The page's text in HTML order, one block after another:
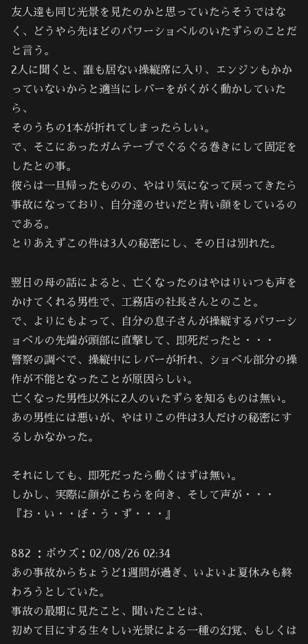
友人達も同じ光景を見たのかと思っていたらそうではな
く、どうやら先ほどのパワーショベルのいたずらのことだ
と言う。
2人に聞くと、誰も居ない操縦席に入り、エンジンもかか
っていないからと適当にレバーをがくがく動かしていた
ら、
そのうちの1本が折れてしまったらしい。
で、そこにあったガムテープでぐるぐる巻きにして固定を
したとの事。
彼らは一旦帰ったものの、やはり気になって戻ってきたら
事故になっており、自分達のせいだと青い顔をしているの
である。
とりあえずこの件は3人の秘密にし、その日は別れた。
翌日の母の話によると、亡くなったのはやはりいつも声を
かけてくれる男性で、工務店の社長さんとのこと。
で、よりにもよって、自分の息子さんが操縦するパワーシ
ョベルの先端が頭部に直撃して、即死だったと・・・
警察の調べで、操縦中にレバーが折れ、ショベル部分の操
作が不能となったことが原因らしい。
亡くなった男性以外に2人のいたずらを知るものは無い。
あの男性には悪いが、やはりこの件は3人だけの秘密にす
るしかなかった。
それにしても、即死だったら動くはずは無い。
しかし、実際に顔がこちらを向き、そして声が・・・
『お・い・・ぼ・う・ず・・・』
882 ：ボウズ：02/08/26 02:34
あの事故からちょうど1週間が過ぎ、いよいよ夏休みも終
わろうとしていた。
事故の最期に見たこと、聞いたことは、
初めて目にする生々しい光景による一種の幻覚、もしくは